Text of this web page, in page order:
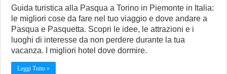
Guida turistica alla Pasqua a Torino in Piemonte in Italia:
le migliori cose da fare nel tuo viaggio e dove andare a
Pasqua e Pasquetta. Scopri le idee, le attrazioni e i
luoghi di interesse da non perdere durante la tua
vacanza. I migliori hotel dove dormire.
Leggi Tutto »